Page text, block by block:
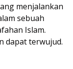
menjalankan
sebuah
Islam.
dapat terwujud.